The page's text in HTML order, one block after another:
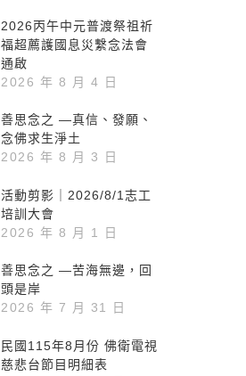
2026丙午中元普渡祭祖祈
福超薦護國息災繫念法會
通啟
2026 年 8 月 4 日
善思念之 —真信、發願、
念佛求生淨土
2026 年 8 月 3 日
活動剪影｜2026/8/1志工
培訓大會
2026 年 8 月 1 日
善思念之 —苦海無邊，回
頭是岸
2026 年 7 月 31 日
民國115年8月份 佛衛電視
慈悲台節目明細表